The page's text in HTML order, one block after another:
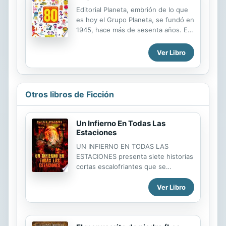
como una versión de las "ideas"
kantianas una vez liberadas de su
sentido transcendental. El texto
ofrece una explicación genealógica
de los vínculos que unen el
planteamiento kantiano con cuatro
presuposiciones pragmáticas
inevitables en la acción comunicativa:
un mundo...
Editorial Planeta, embrión de lo que
es hoy el Grupo Planeta, se fundó en
1945, hace más de sesenta años. Es
influencia en el mundo de habla
hispana. Anualmente convoca el
Premio Planeta, el más destacado de
otros de gran relevancia literaria.
Ver Libro
Otros libros de Ficción
Un Infierno En Todas Las
Estaciones
UN INFIERNO EN TODAS LAS
ESTACIONES presenta siete historias
cortas escalofriantes que se
extienden por todo el mundo,
invitándote a participar en una
aventura sobrenatural escalofriante
interior, descubrirá lo que sucede
Ver Libro